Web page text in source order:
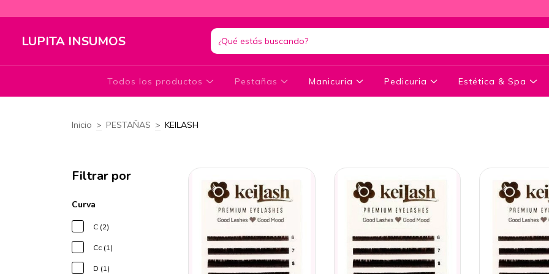
LUPITA INSUMOS
Todos los productos Pestañas Manicuria Pedicuria Estética & Spa
Inicio > PESTAÑAS > KEILASH
Filtrar por
Curva
C (2)
Cc (1)
D (1)